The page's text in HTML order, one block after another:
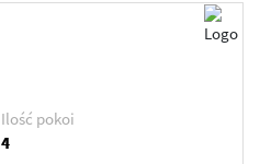
Ilość pokoi
4